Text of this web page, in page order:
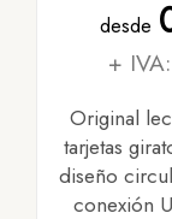
desde
+
Original
tarjetas
diseño
conexión